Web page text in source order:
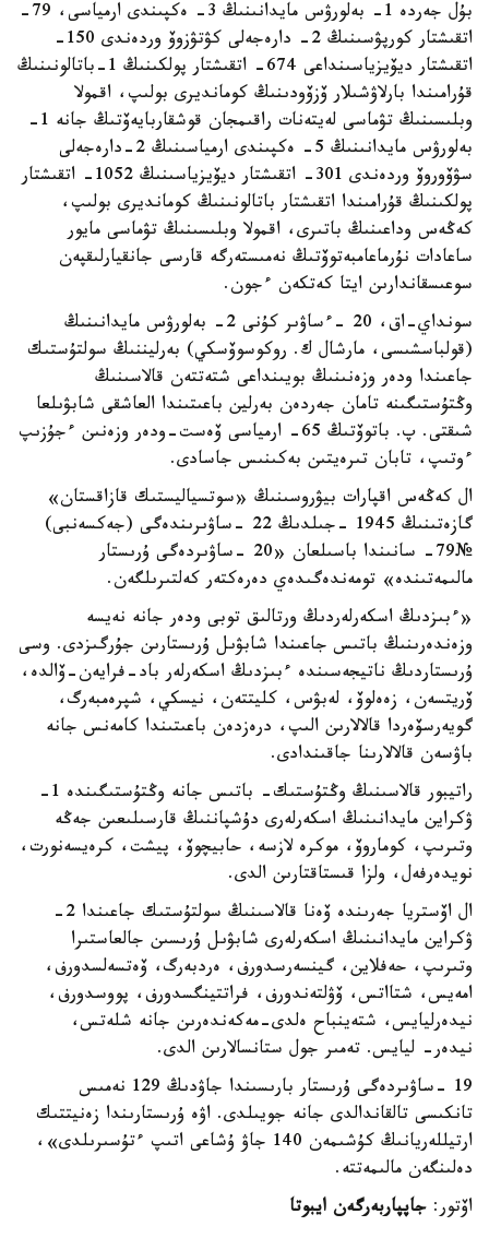
بۇل جەردە 1- بەلورۋس مايدانىنىڭ 3- ەكپىندى ارمياسى، 79-
اتقىشتار كورپۋسىنىڭ 2- دارەجەلى كۋتۋزوۆ وردەندى 150-
اتقىشتار ديۆيزياسىنداعى 674- اتقىشتار پولكىنىڭ 1-باتالونىنىڭ
قۇرامىندا بارلاۋشىلار ۆزۆودىنىڭ كومانديرى بولىپ، اقمولا
وبلىسىنىڭ تۋماسى لەيتەنات راقىمجان قوشقاربايەۆتىڭ جانە 1-
بەلورۋس مايدانىنىڭ 5- ەكپىندى ارمياسىنىڭ 2-دارەجەلى
سۋۆوروۆ وردەندى 301- اتقىشتار ديۆيزياسىنىڭ 1052- اتقىشتار
پولكىنىڭ قۇرامىندا اتقىشتار باتالونىنىڭ كومانديرى بولىپ،
كەڭەس وداعىنىڭ باتىرى، اقمولا وبلىسىنىڭ تۋماسى مايور
ساعادات نۇرماعامبەتوۆتىڭ نەمىستەرگە قارسى جانقيارلىقپەن
سوعىسقاندارىن ايتا كەتكەن ءجون.
سونداي-اق، 20 -ءساۋىر كۇنى 2- بەلورۋس مايدانىنىڭ
(قولباسشىسى، مارشال ك. روكوسوۆسكي) بەرليننىڭ سولتۇستىك
جاعىندا ودەر وزەنىنىڭ بويىنداعى شتەتتەن قالاسىنىڭ
وڭتۇستىگىنە تامان جەردەن بەرلين باعىتىندا العاشقى شابۋىلعا
شىقتى. پ. باتوۆتىڭ 65- ارمياسى ۆەست-ودەر وزەنىن ءجۇزىپ
ءوتىپ، تابان تىرەيتىن بەكىنىس جاسادى.
ال كەڭەس اقپارات بيۋروسىنىڭ «سوتسياليستىك قازاقستان»
گازەتىنىڭ 1945 -جىلدىڭ 22 -ساۋىرىندەگى (جەكسەنبى)
№79- سانىندا باسىلعان «20 -ساۋىردەگى ۇرىستار
مالىمەتىندە» تومەندەگىدەي دەرەكتەر كەلتىرىلگەن.
«ءبىزدىڭ اسكەرلەردىڭ ورتالىق توبى ودەر جانە نەيسە
وزەندەرىنىڭ باتىس جاعىندا شابۋىل ۇرىستارىن جۇرگىزدى. وسى
ۇرىستاردىڭ ناتيجەسىندە ءبىزدىڭ اسكەرلەر باد-فرايەن-ۆالدە،
ۆريتسەن، زەەلوۆ، لەبۋس، كليتتەن، نيسكي، شپرەمبەرگ،
گويەرسۆەردا قالالارىن الىپ، درەزدەن باعىتىندا كامەنس جانە
باۋسەن قالالارىنا جاقىندادى.
راتيبور قالاسىنىڭ وڭتۇستىك- باتىس جانە وڭتۇستىگىندە 1-
ۋكراين مايدانىنىڭ اسكەرلەرى دۇشپاننىڭ قارسىلىعىن جەڭە
وتىرىپ، كوماروۆ، موكرە لازسە، حابيچوۆ، پيشت، كرەيسەنورت،
نويدەرفەل، ولزا قىستاقتارىن الدى.
ال اۆستريا جەرىندە ۆەنا قالاسىنىڭ سولتۇستىك جاعىندا 2-
ۋكراين مايدانىنىڭ اسكەرلەرى شابۋىل ۇرىسىن جالعاستىرا
وتىرىپ، حەفلاين، گينسەرسدورف، ەردبەرگ، ۆەتسەلسدورف،
امەيس، شتااتس، ۆۋلتەندورف، فراتتينگسدورف، پووسدورف،
نيدەرليايس، شتەينباح ەلدى-مەكەندەرىن جانە شلەتس،
نيدەر- ليايس. تەمىر جول ستانسالارىن الدى.
19 -ساۋىردەگى ۇرىستار بارىسىندا جاۋدىڭ 129 نەمىس
تانكىسى تالقاندالدى جانە جويىلدى. اۋە ۇرىستارىندا زەنيتتىك
ارتيللەريانىڭ كۇشىمەن 140 جاۋ ۇشاعى اتىپ ءتۇسىرىلدى»،
دەلىنگەن مالىمەتتە.
اۆتور: جاپپاربەرگەن ايبوتا